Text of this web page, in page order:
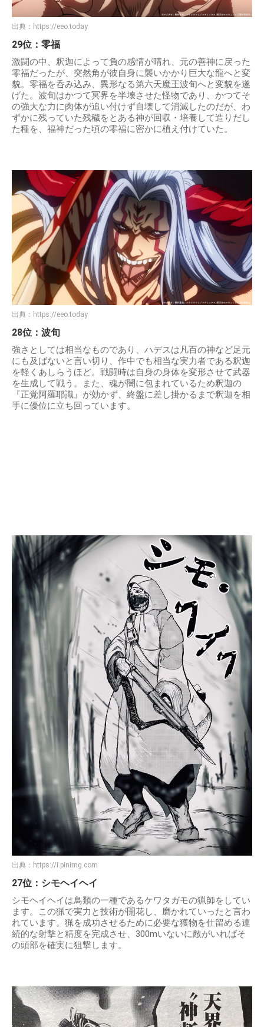
出典： https://eeo.today
29位：零福
激闘の中、釈迦によって負の感情が晴れ、元の善神に戻った
零福だったが、突然角が彼自身に襲いかかり巨大な龍へと変
貌。零福を呑み込み、異形なる第六天魔王波旬へと変貌を遂
げた。波旬はかつて冥界を半壊させた怪物であり、かつてそ
の強大な力に肉体が追い付けず自壊して消滅したのだが、わ
ずかに残っていた残穢をとある神が回収・培養して造りだし
た種を、福神だった頃の零福に密かに植え付けていた。
出典： https://eeo.today
28位：波旬
強さとしては相当なものであり、ハデスは凡百の神など足元
にも及ばないと言い切り、作中でも相当な実力者である釈迦
を軽くあしらうほど。戦闘時は自身の身体を変形させて武器
を生成して戦う。また、魂が闇に包まれているため釈迦の
『正覚阿羅耶識』が効かず、終盤に差し掛かるまで釈迦を相
手に優位に立ち回っています。
出典： https://i.pinimg.com
27位：シモヘイヘイ
シモヘイヘイは鳥類の一種であるケワタガモの猟師をしてい
ます。この猟で実力と技術が開花し、磨かれていったと言わ
れています。猟を成功させるために必要な獲物を仕留める連
続的な射撃と精度を完成させ、300mいないに敵がいればそ
の頭部を確実に狙撃します。